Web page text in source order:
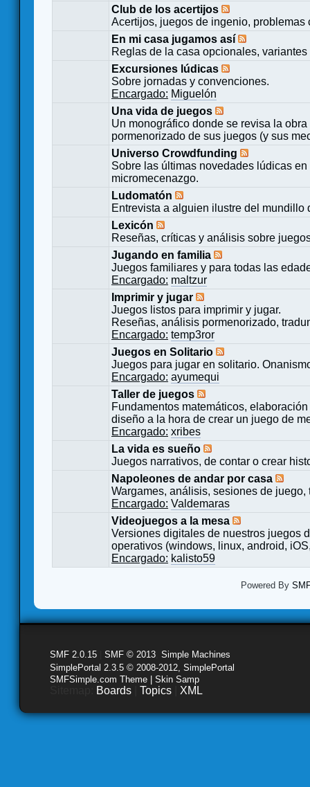
Club de los acertijos
Acertijos, juegos de ingenio,
En mi casa jugamos así
Reglas de la casa opcionales,
Excursiones lúdicas
Sobre jornadas y convenciones.
Encargado: Miguelón
Una vida de juegos
Un monográfico donde se revisa la
pormenorizado de sus juegos (y sus
Universo Crowdfunding
Sobre las últimas novedades lúdicas
micromecenazgo.
Ludomatón
Entrevista a alguien ilustre del mundillo
Lexicón
Reseñas, críticas y análisis sobre
Jugando en familia
Juegos familiares y para todas las
Encargado: maltzur
Imprimir y jugar
Juegos listos para imprimir y jugar.
Reseñas, análisis pormenorizado,
Encargado: temp3ror
Juegos en Solitario
Juegos para jugar en solitario.
Encargado: ayumequi
Taller de juegos
Fundamentos matemáticos,
diseño a la hora de crear un juego de
Encargado: xribes
La vida es sueño
Juegos narrativos, de contar o crear
Napoleones de andar por casa
Wargames, análisis, sesiones de
Encargado: Valdemaras
Videojuegos a la mesa
Versiones digitales de nuestros juegos
operativos (windows, linux, android,
Encargado: kalisto59
Powered By
SMF 2.0.15 SMF © 2013 Simple Machines
SimplePortal 2.3.5 © 2008-2012, SimplePortal
SMFSimple.com Theme | Skin Samp
Boards Topics XML